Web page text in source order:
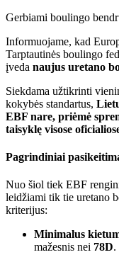
Gerbiami boulingo
Informuojame, kad
Tarptautinės boulingo
įveda naujus uretano
Siekdama užtikrinti
kokybės standartus,
EBF nare, priėmė
taisyklę visose
Pagrindiniai
Nuo šiol tiek EBF
leidžiami tik tie uretano
kriterijus:
Minimalus
mažesnis nei 78D.